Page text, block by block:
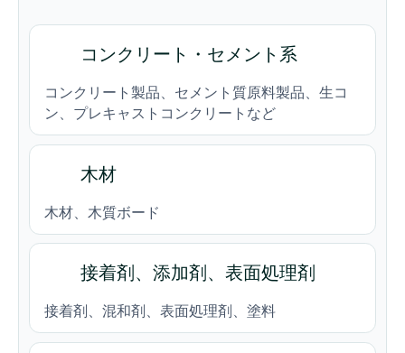
コンクリート・セメント系
コンクリート製品、セメント質原料製品、生コ
ン、プレキャストコンクリートなど
木材
木材、木質ボード
接着剤、添加剤、表面処理剤
接着剤、混和剤、表面処理剤、塗料